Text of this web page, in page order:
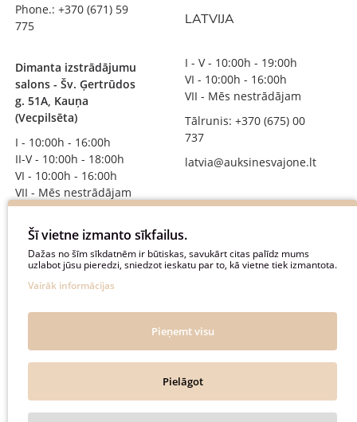
Phone.: +370 (671) 59
775
Dimanta izstrādājumu
salons - Šv. Ģertrūdos
g. 51A, Kauņa
(Vecpilsēta)
I - 10:00h - 16:00h
II-V - 10:00h - 18:00h
VI - 10:00h - 16:00h
VII - Mēs nestrādājam
775
info@auksinesvajone.lt
SEKOJIET MUMS
auksine_svajone
@auksine_svajone
LATVIJA
I - V - 10:00h - 19:00h
VI - 10:00h - 16:00h
VII - Mēs nestrādājam
Tālrunis: +370 (675) 00
737
latvia@auksinesvajone.lt
Šī vietne izmanto sīkfailus.
Dažas no šīm sīkdatnēm ir būtiskas, savukārt citas palīdz mums
uzlabot jūsu pieredzi, sniedzot ieskatu par to, kā vietne tiek izmantota.
Vairāk informācijas
Pieņemt visu
Pielāgot